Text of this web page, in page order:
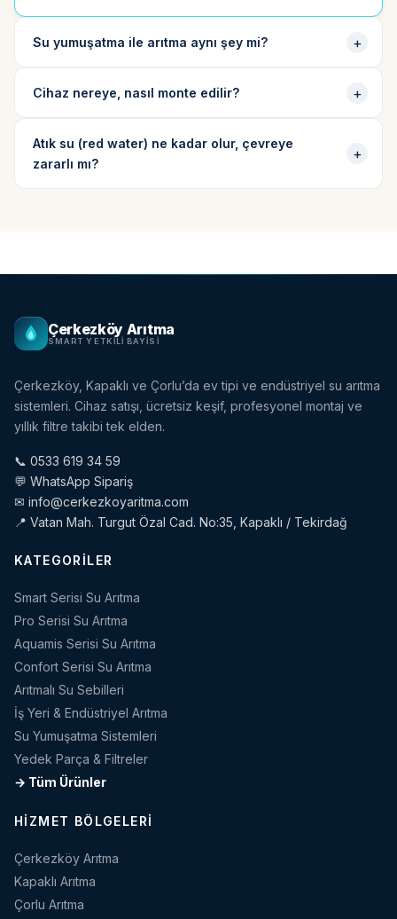
Su yumuşatma ile arıtma aynı şey mi?
Cihaz nereye, nasıl monte edilir?
Atık su (red water) ne kadar olur, çevreye
zararlı mı?
Çerkezköy Arıtma
SMART YETKILI BAYISI
Çerkezköy, Kapaklı ve Çorlu’da ev tipi ve endüstriyel su arıtma
sistemleri. Cihaz satışı, ücretsiz keşif, profesyonel montaj ve
yıllık filtre takibi tek elden.
📞 0533 619 34 59
💬 WhatsApp Sipariş
✉ info@cerkezkoyaritma.com
📍 Vatan Mah. Turgut Özal Cad. No:35, Kapaklı / Tekirdağ
KATEGORILER
Smart Serisi Su Arıtma
Pro Serisi Su Arıtma
Aquamis Serisi Su Arıtma
Confort Serisi Su Arıtma
Arıtmalı Su Sebilleri
İş Yeri & Endüstriyel Arıtma
Su Yumuşatma Sistemleri
Yedek Parça & Filtreler
→ Tüm Ürünler
HIZMET BÖLGELERI
Çerkezköy Arıtma
Kapaklı Arıtma
Çorlu Arıtma